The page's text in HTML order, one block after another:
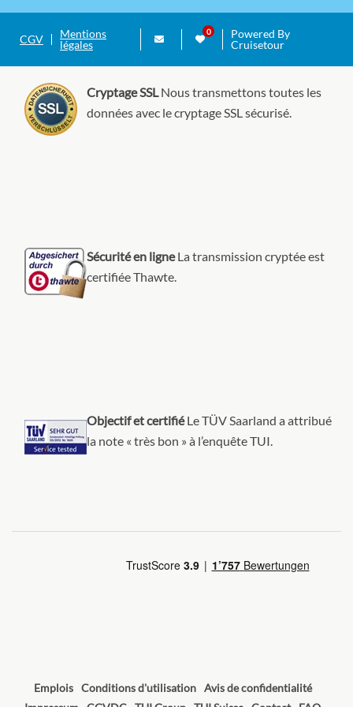
superbes destinations à voir !) Et surtout, à la fin
de la journée… n’oubliez pas que vos vacances à
CGV
Mentions
légales
Powered By
Cruisetour
Cryptage SSLNous transmettons toutes les
données avec le cryptage SSL sécurisé.
Sécurité en ligneLa transmission cryptée est
certifiée Thawte.
Objectif et certifiéLe TÜV Saarland a attribué
la note « très bon » à l’enquête TUI.
Emplois Conditions d'utilisation
Avis de confidentialité